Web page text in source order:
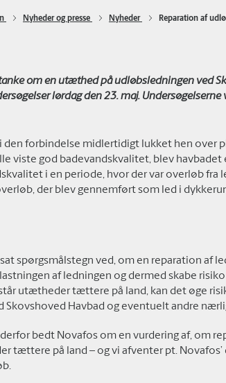
Nyheder og presse Nyheder Reparation af
om en utæthed på udløbsledningen ved
lørdag den 23. maj.
den forbindelse midlertidigt lukket hen over
viste god badevandskvalitet, blev
i en periode, hvor der var overløb fra
der blev gennemført som led i
sat spørgsmålstegn ved, om en reparation af
af ledningen og dermed skabe
utætheder tættere på land, kan det øge
Skovshoved Havbad og eventuelt andre
bedt Novafos om en vurdering af, om
tættere på land – og vi afventer pt. Novafos’